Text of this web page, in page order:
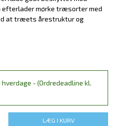
efterlader mørke træsorter med
at træets årestruktur og
- (Ordredeadline kl.
LÆG I KURV